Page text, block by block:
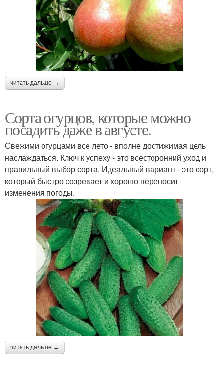
читать дальше →
Сорта огурцов, которые можно
посадить даже в августе.
Свежими огурцами все лето - вполне достижимая цель
наслаждаться. Ключ к успеху - это всесторонний уход и
правильный выбор сорта. Идеальный вариант - это сорт,
который быстро созревает и хорошо переносит
изменения погоды.
читать дальше →